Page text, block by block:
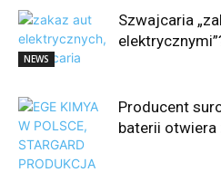
NEWS
Szwajcaria
Producent
baterii otwiera